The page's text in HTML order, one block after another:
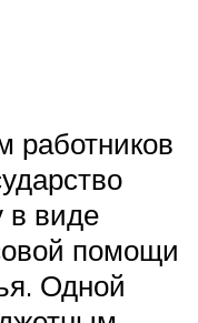
работников
в виде
помощи
Одной